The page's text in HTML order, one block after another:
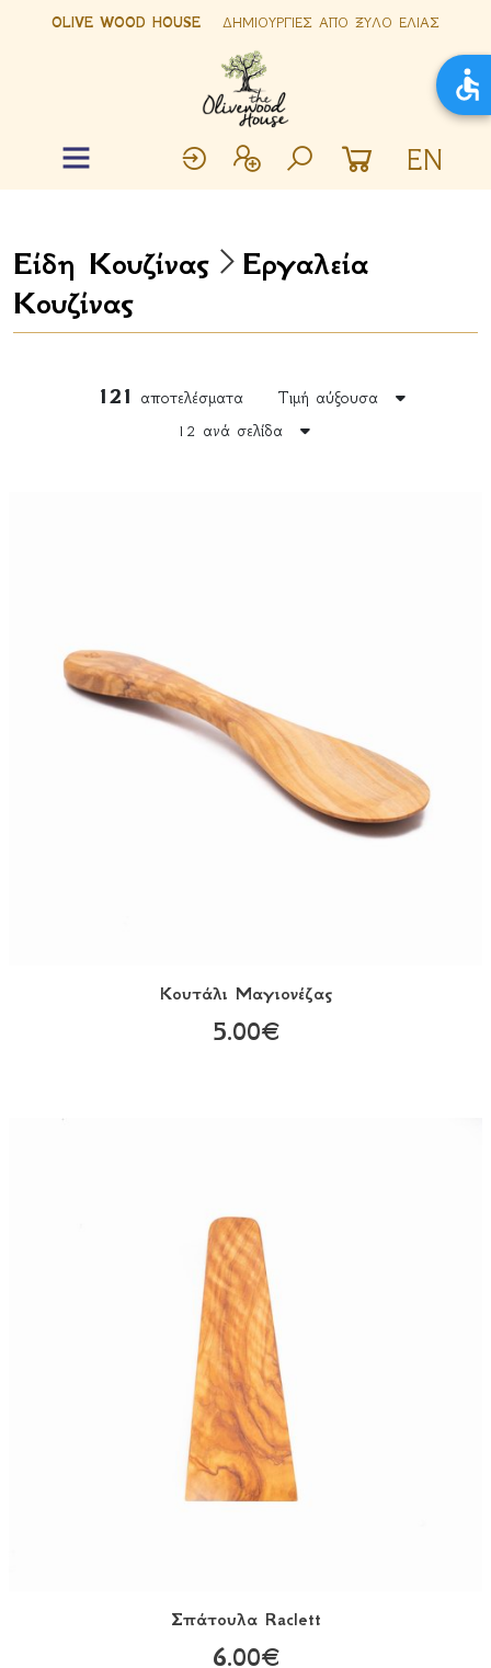
OLIVE WOOD HOUSE ΔΗΜΙΟΥΡΓΙΕΣ ΑΠΟ ΞΥΛΟ ΕΛΙΑΣ
EN
Είδη Κουζίνας
Εργαλεία
Κουζίνας
121 αποτελέσματα
Τιμή αύξουσα
12 ανά σελίδα
Κουτάλι Mαγιονέζας
5.00€
Σπάτουλα Raclett
6.00€